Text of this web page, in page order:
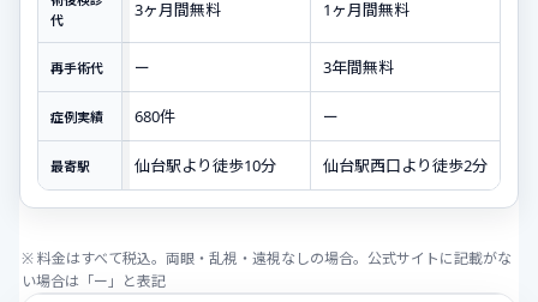
代
3ヶ月間無料 1ヶ月間無料
再手術代 ー 3年間無料
症例実績 680件 ー
最寄駅 仙台駅より徒歩10分 仙台駅西口より徒歩2分
※ 料金はすべて税込。両眼・乱視・遠視なしの場合。公式サイトに記載がな
い場合は「ー」と表記